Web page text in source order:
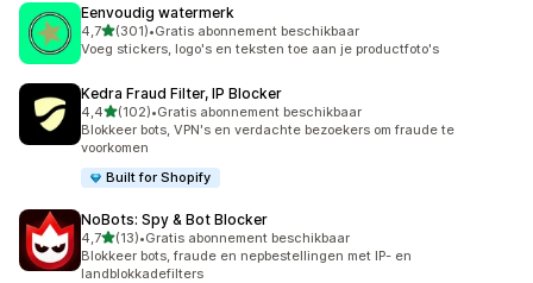
Eenvoudig watermerk
4,7van 5 sterren
(301)
301 recensies in totaal
•Gratis abonnement beschikbaar
Voeg stickers, logo's en teksten toe aan je productfoto's
Kedra Fraud Filter, IP Blocker
4,4van 5 sterren
(102)
102 recensies in totaal
•Gratis abonnement beschikbaar
Blokkeer bots, VPN's en verdachte bezoekers om fraude te
voorkomen
Built for Shopify
NoBots: Spy & Bot Blocker
4,7van 5 sterren
(13)
13 recensies in totaal
•Gratis abonnement beschikbaar
Blokkeer bots, fraude en nepbestellingen met IP- en
landblokkadefilters